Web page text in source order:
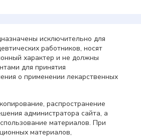
исключительно для
работников, носят
характер и не должны
для принятия
о применении лекарственных
распространение
администратора сайта, а
материалов. При
материалов,